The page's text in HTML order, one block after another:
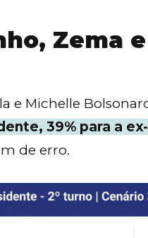
Zema
e Michelle
39% para a
de erro.